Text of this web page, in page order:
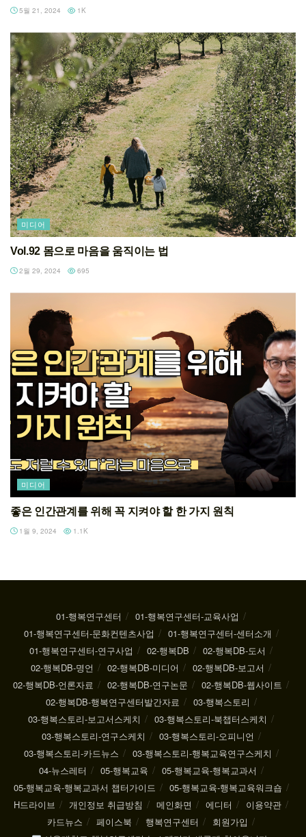
5월 21, 2024 1K
미디어
Vol.92 몸으로 마음을 움직이는 법
2월 29, 2024 695
미디어
좋은 인간관계를 위해 꼭 지켜야 할 한 가지 원칙
1월 9, 2024 1.1K
01-행복연구센터
01-행복연구센터-교육사업
01-행복연구센터-문화컨텐츠사업
01-행복연구센터-센터소개
01-행복연구센터-연구사업
02-행복DB
02-행복DB-도서
02-행복DB-명언
02-행복DB-미디어
02-행복DB-보고서
02-행복DB-언론자료
02-행복DB-연구논문
02-행복DB-웹사이트
02-행복DB-행복연구센터발간자료
03-행복스토리
03-행복스토리-보고서스케치
03-행복스토리-북챕터스케치
03-행복스토리-연구스케치
03-행복스토리-오피니언
03-행복스토리-카드뉴스
03-행복스토리-행복교육연구스케치
04-뉴스레터
05-행복교육
05-행복교육-행복교과서
05-행복교육-행복교과서 챕터가이드
05-행복교육-행복교육워크숍
H드라이브
개인정보 취급방침 메인화면 에디터
이용약관
카드뉴스
페이스북 행복연구센터
회원가입